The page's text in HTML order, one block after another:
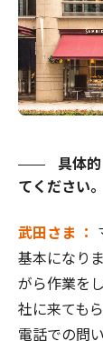
具体
てください。
武田さま ：
基本になり
がら作業を
社に来ても
電話での問